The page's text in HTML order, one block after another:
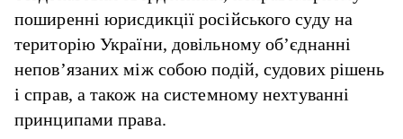
поширенні юрисдикції російського суду на
територію України, довільному об’єднанні
непов’язаних між собою подій, судових рішень
і справ, а також на системному нехтуванні
принципами права.